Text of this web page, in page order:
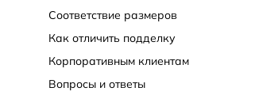
Соответствие размеров
Как отличить подделку
Корпоративным клиентам
Вопросы и ответы